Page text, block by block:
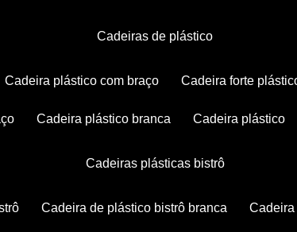
cadeiras de plástico
cadeira plástico com braço cadeira forte
cadeira plástico branca cadeira plástico
cadeiras plásticas bistrô
cadeira de plástico bistrô branca